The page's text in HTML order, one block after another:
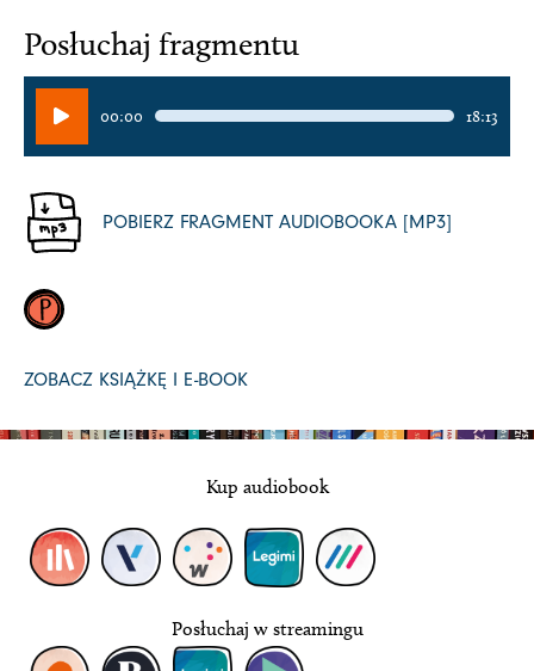
Posłuchaj fragmentu
plików
dźwiękowych
00:00 18:13
POBIERZ FRAGMENT AUDIOBOOKA [MP3]
ZOBACZ KSIĄŻKĘ I E-BOOK
Kup audiobook
Posłuchaj w streamingu